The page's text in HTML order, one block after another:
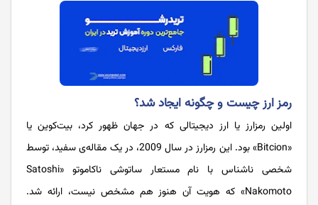
رمز ارز چیست و چگونه ایجاد شد؟
اولین رمزارز یا ارز دیجیتالی که در جهان ظهور کرد، بیت‌کوین یا
«Bitcion» بود. این رمزارز در سال 2009، در یک مقاله‌ی سفید، توسط
شخصی ناشناس با نام مستعار ساتوشی ناکاموتو «Satoshi
Nakomoto» که هویت آن هنوز هم مشخص نیست، ارائه شد.